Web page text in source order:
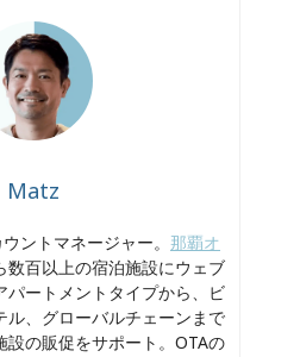
Matz
ントマネージャー。 那覇オ
数百以上の宿泊施設にウェブ
パートメントタイプから、ビ
ル、グローバルチェーンまで
設の販促をサポート。OTAの